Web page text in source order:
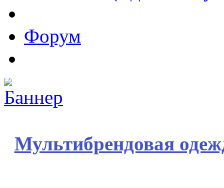
Форум
Мультибрендовая